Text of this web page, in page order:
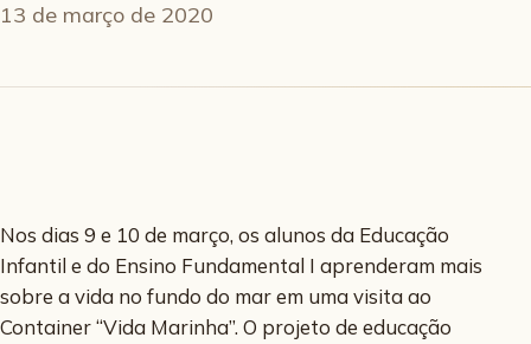
13 de março de 2020
Nos dias 9 e 10 de março, os alunos da Educação
Infantil e do Ensino Fundamental I aprenderam mais
sobre a vida no fundo do mar em uma visita ao
Container “Vida Marinha”. O projeto de educação